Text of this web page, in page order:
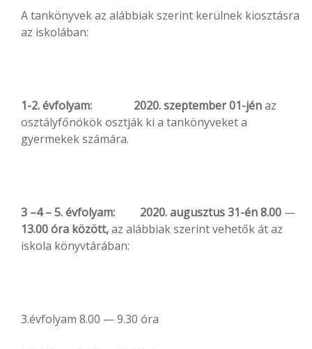
A tankönyvek az alábbiak szerint kerülnek kiosztásra
az iskolában:
1-2.évfolyam: 2020.szeptember 01-jénaz
osztályfőnökök osztják ki a tankönyveket a
gyermekek számára.
3 –4–5.évfolyam: 2020. augusztus 31-én 8.00 —
13.00óra között,az alábbiak szerint vehetők át az
iskola könyvtárában:
3.évfolyam 8.00 — 9.30 óra